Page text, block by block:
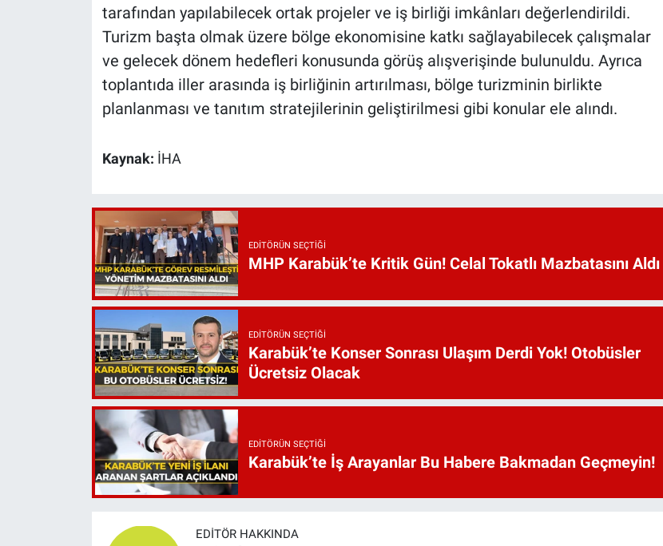
tarafından yapılabilecek ortak projeler ve iş birliği imkânları değerlendirildi.
Turizm başta olmak üzere bölge ekonomisine katkı sağlayabilecek çalışmalar
ve gelecek dönem hedefleri konusunda görüş alışverişinde bulunuldu. Ayrıca
toplantıda iller arasında iş birliğinin artırılması, bölge turizminin birlikte
planlanması ve tanıtım stratejilerinin geliştirilmesi gibi konular ele alındı.
Kaynak: İHA
EDITÖRÜN SEÇTIĞI
MHP Karabük’te Kritik Gün! Celal Tokatlı Mazbatasını Aldı
EDITÖRÜN SEÇTIĞI
Karabük’te Konser Sonrası Ulaşım Derdi Yok! Otobüsler
Ücretsiz Olacak
EDITÖRÜN SEÇTIĞI
Karabük’te İş Arayanlar Bu Habere Bakmadan Geçmeyin!
EDITÖR HAKKINDA